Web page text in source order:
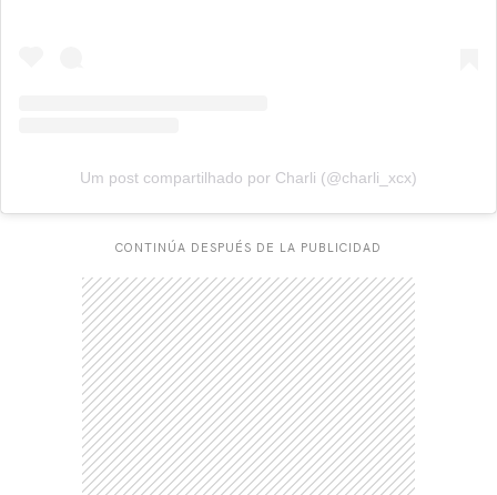
Um post compartilhado por Charli (@charli_xcx)
CONTINÚA DESPUÉS DE LA PUBLICIDAD